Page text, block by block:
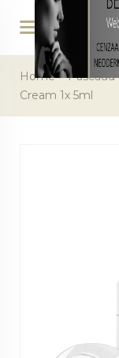
Home>Pascaud
Cream 1x 5ml